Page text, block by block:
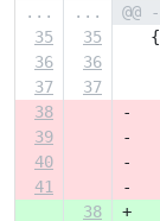
... ...
@@
35
35
   {
36
36
37
37
38
-
39
-
40
-
41
-
38
+